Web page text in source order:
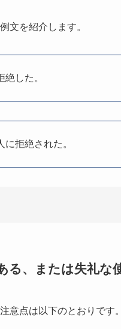
文を紹介します。
した。
拒絶された。
る、または失礼な
意点は以下のとおりです